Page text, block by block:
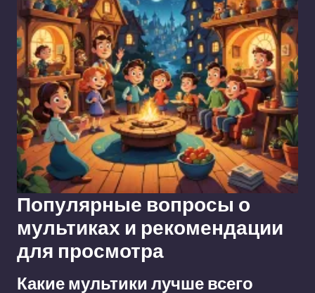
Популярные вопросы о
мультиках и рекомендации
для просмотра
Какие мультики лучше всего